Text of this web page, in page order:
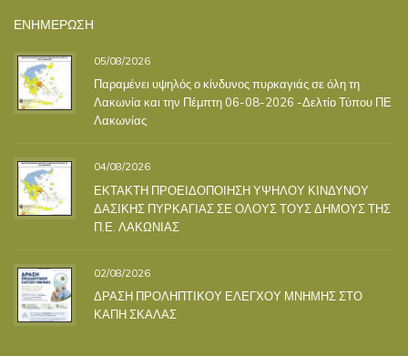
ΕΝΗΜΕΡΩΣΗ
05/08/2026
Παραμένει υψηλός ο κίνδυνος πυρκαγιάς σε όλη τη
Λακωνία και την Πέμπτη 06-08-2026 -Δελτίο Τύπου ΠΕ
Λακωνίας
04/08/2026
ΕΚΤΑΚΤΗ ΠΡΟΕΙΔΟΠΟΙΗΣΗ ΥΨΗΛΟΥ ΚΙΝΔΥΝΟΥ
ΔΑΣΙΚΗΣ ΠΥΡΚΑΓΙΑΣ ΣΕ ΟΛΟΥΣ ΤΟΥΣ ΔΗΜΟΥΣ ΤΗΣ
Π.Ε. ΛΑΚΩΝΙΑΣ
02/08/2026
ΔΡΑΣΗ ΠΡΟΛΗΠΤΙΚΟΥ ΕΛΕΓΧΟΥ ΜΝΗΜΗΣ ΣΤΟ
ΚΑΠΗ ΣΚΑΛΑΣ